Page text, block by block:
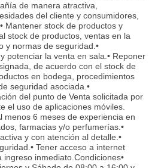
de manera atractiva,
del cliente y consumidores,
Mantener stock de productos y
stock de productos, ventas en la
y normas de seguridad.•
potenciar la venta en sala.• Reponer
de acuerdo con el stock de
en bodega, procedimientos
seguridad asociada.•
del punto de Venta solicitada por
el uso de aplicaciones móviles.
menos 6 meses de experiencia en
farmacias y/o perfumerías.•
y con atención al detalle.•
Tener acceso a internet
ingreso inmediato.Condiciones•